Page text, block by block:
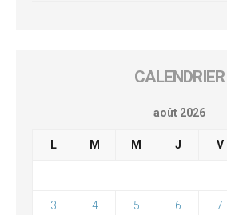
CALENDRIER
août 2026
L M M J V
3 4 5 6 7